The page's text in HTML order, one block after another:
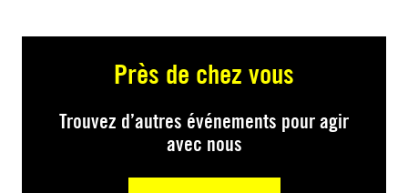
Près de chez vous
Trouvez d’autres événements pour agir
avec nous